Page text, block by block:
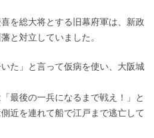
を総大将とする旧幕府軍は、新政
と対立していました。
た」と言って仮病を使い、大阪城
最後の一兵になるまで戦え！」と
近を連れて船で江戸まで逃亡して